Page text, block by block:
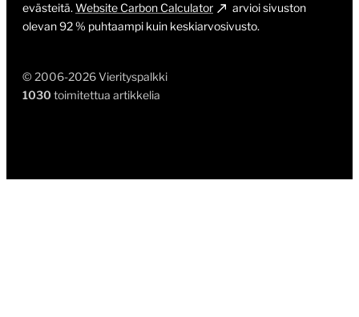
© 2006-2026 Vierityspalkki
1030 toimitettua artikkelia
evästeitä.Website Carbon Calculator
arvioi sivuston
olevan 92 % puhtaampi kuin keskiarvosivusto.